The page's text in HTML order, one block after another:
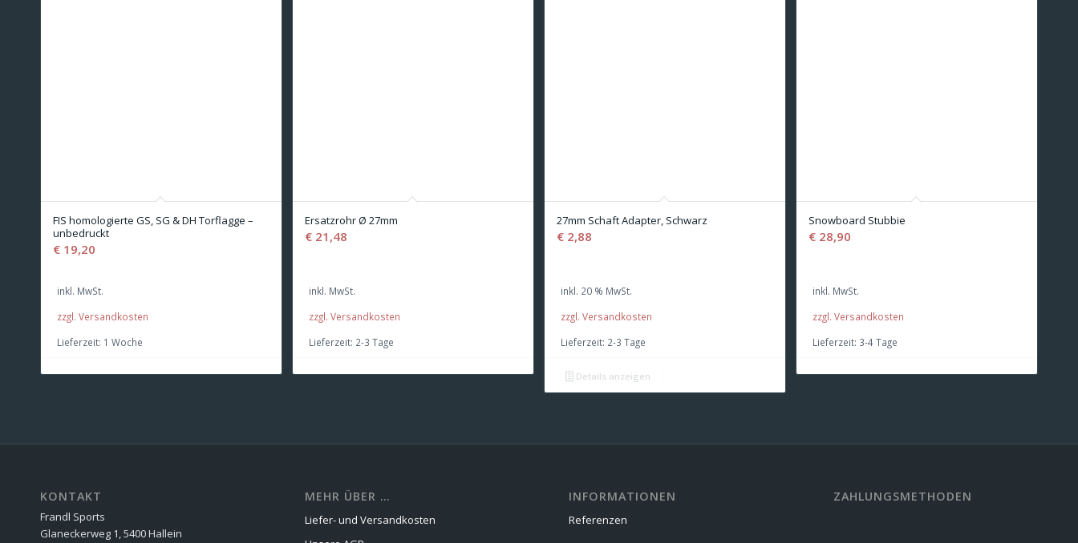
FIS homologierte GS, SG & DH Torflagge –
unbedruckt
€ 19,20
inkl. MwSt.
zzgl. Versandkosten
Lieferzeit: 1 Woche
Ersatzrohr Ø 27mm
€ 21,48
inkl. MwSt.
zzgl. Versandkosten
Lieferzeit: 2-3 Tage
27mm Schaft Adapter, Schwarz
€ 2,88
inkl. 20 % MwSt.
zzgl. Versandkosten
Lieferzeit: 2-3 Tage
Details anzeigen
Snowboard Stubbie
€ 28,90
inkl. MwSt.
zzgl. Versandkosten
Lieferzeit: 3-4 Tage
KONTAKT
Frandl Sports
Glaneckerweg 1, 5400 Hallein
MEHR ÜBER …
Liefer- und Versandkosten
INFORMATIONEN
Referenzen
ZAHLUNGSMETHODEN